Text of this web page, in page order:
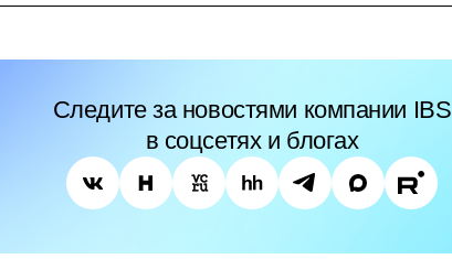
Следите за новостями компании IBS
в соцсетях и блогах